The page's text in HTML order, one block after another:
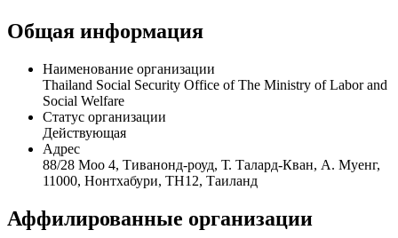
Общая информация
Наименование организации
Thailand Social Security Office of The Ministry of Labor and
Social Welfare
Статус организации
Действующая
Адрес
88/28 Moo 4, Тиванонд-роуд, Т. Талард-Кван, А. Муенг,
11000, Нонтхабури, TH12, Таиланд
Аффилированные организации